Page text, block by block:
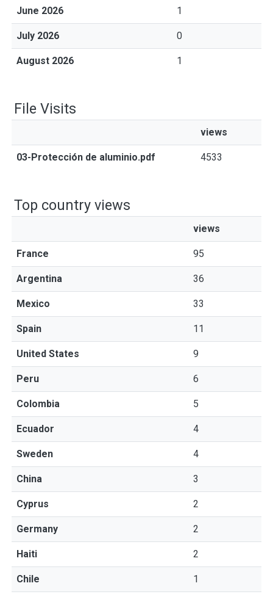
June 2026 1
July 2026 0
August 2026 1
File Visits
views
03-Protección de aluminio.pdf 4533
Top country views
views
France 95
Argentina 36
Mexico 33
Spain 11
United States 9
Peru 6
Colombia 5
Ecuador 4
Sweden 4
China 3
Cyprus 2
Germany 2
Haiti 2
Chile 1